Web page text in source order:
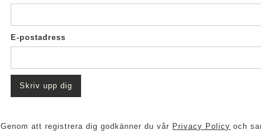
E-postadress
Genom att registrera dig godkänner du vår Privacy Policy och